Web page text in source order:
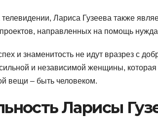
Лариса Гузеева также
проектов, направленных на помощь
и знаменитость не идут вразрез с
и независимой женщины, которая
вещи – быть человеком.
Ларисы